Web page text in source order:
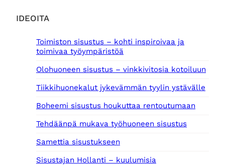
IDEOITA
Toimiston sisustus – kohti inspiroivaa ja
toimivaa työympäristöä
Olohuoneen sisustus – vinkkivitosia kotoiluun
Tiikkihuonekalut jykevämmän tyylin ystävälle
Boheemi sisustus houkuttaa rentoutumaan
Tehdäänpä mukava työhuoneen sisustus
Samettia sisustukseen
Sisustajan Hollanti – kuulumisia